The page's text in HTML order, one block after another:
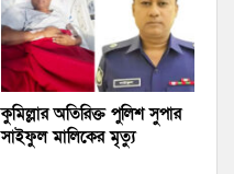
কুমিল্লার অতিরিক্ত পুলিশ সুপার
সাইফুল মালিকের মৃত্যু